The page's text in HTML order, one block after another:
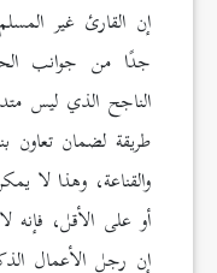
إن القارئ غير
جدًا من جوانب
الناجح الذي ليس
طريقة لضمان تعاون
والقناعة، وهذا لا
أو على الأقل،
إن رجل الأعمال